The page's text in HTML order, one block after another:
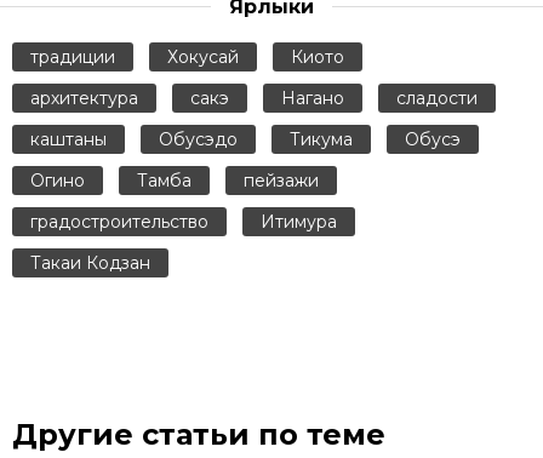
Ярлыки
традиции Хокусай
Киото
архитектура
сакэ Нагано
сладости
каштаны
Обусэдо Тикума
Обусэ
Огино
Тамба
пейзажи
градостроительство
Итимура
Такаи Кодзан
Другие статьи по теме